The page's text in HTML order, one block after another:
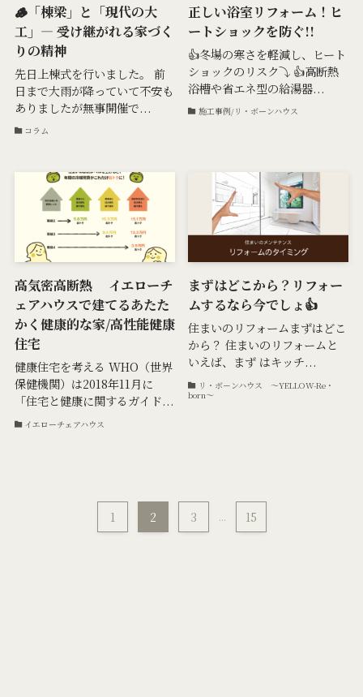
🪵「棟梁」と「現代の大
工」— 受け継がれる家づく
りの精神
先日上棟式を行いました。 前
日まで大雨が降っていて不安も
ありましたが無事開催で...
コラム
正しい浴室リフォーム！ヒ
ートショックを防ぐ!!
👍冬場の寒さを軽減し、ヒート
ショックのリスク⤵ 👍高断熱
浴槽や省エネ型の給湯器...
施工事例/リ・ボーンハウス
高気密高断熱 イエローチ
ェアハウスで建てるあたた
かく健康的な家/高性能健康
住宅
健康住宅を考える WHO（世界
保健機関）は2018年11月に
「住宅と健康に関するガイド...
イエローチェアハウス
まずはどこから？リフォー
ムするなら今でしょ👍
住まいのリフォームまずはどこ
から？ 住まいのリフォームと
いえば、まず はキッチ...
リ・ボ－ンハウス ～YELLOW-Re・
born～
1 2 3 ... 15